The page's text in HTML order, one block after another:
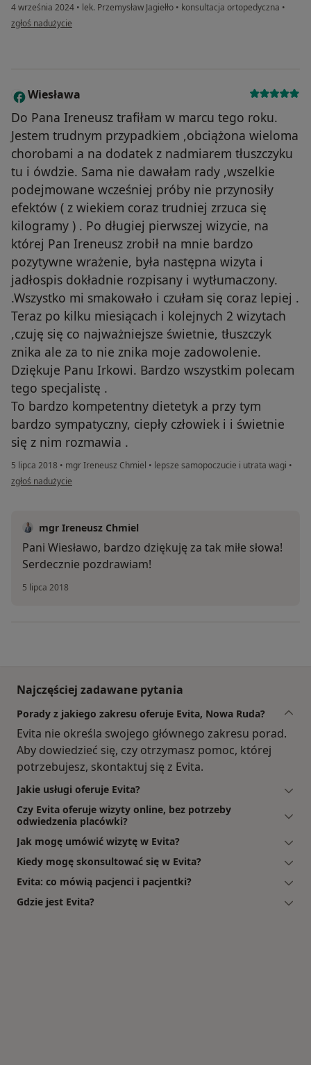
4 września 2024 • lek. Przemysław Jagiełło • konsultacja ortopedyczna •
w opinii użytkownika AD
zgłoś nadużycie
W Wiesława
Do Pana Ireneusz trafiłam w marcu tego roku.
Jestem trudnym przypadkiem ,obciążona wieloma
chorobami a na dodatek z nadmiarem tłuszczyku
tu i ówdzie. Sama nie dawałam rady ,wszelkie
podejmowane wcześniej próby nie przynosiły
efektów ( z wiekiem coraz trudniej zrzuca się
kilogramy ) . Po długiej pierwszej wizycie, na
której Pan Ireneusz zrobił na mnie bardzo
pozytywne wrażenie, była następna wizyta i
jadłospis dokładnie rozpisany i wytłumaczony.
.Wszystko mi smakowało i czułam się coraz lepiej .
Teraz po kilku miesiącach i kolejnych 2 wizytach
,czuję się co najważniejsze świetnie, tłuszczyk
znika ale za to nie znika moje zadowolenie.
Dziękuje Panu Irkowi. Bardzo wszystkim polecam
tego specjalistę .
To bardzo kompetentny dietetyk a przy tym
bardzo sympatyczny, ciepły człowiek i i świetnie
się z nim rozmawia .
5 lipca 2018 • mgr Ireneusz Chmiel • lepsze samopoczucie i utrata wagi •
w opinii użytkownika Wiesława
zgłoś nadużycie
mgr Ireneusz Chmiel
Pani Wiesławo, bardzo dziękuję za tak miłe słowa!
Serdecznie pozdrawiam!
5 lipca 2018
Najczęściej zadawane pytania
Porady z jakiego zakresu oferuje Evita, Nowa Ruda?
Evita nie określa swojego głównego zakresu porad.
Aby dowiedzieć się, czy otrzymasz pomoc, której
potrzebujesz, skontaktuj się z Evita.
Jakie usługi oferuje Evita?
Czy Evita oferuje wizyty online, bez potrzeby
odwiedzenia placówki?
Jak mogę umówić wizytę w Evita?
Kiedy mogę skonsultować się w Evita?
Evita: co mówią pacjenci i pacjentki?
Gdzie jest Evita?